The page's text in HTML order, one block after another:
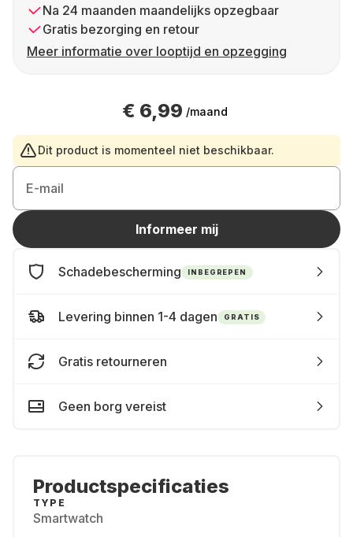
Na 24 maanden maandelijks opzegbaar
Gratis bezorging en retour
Meer informatie over looptijd en opzegging
€ 6,99 /maand
Dit product is momenteel niet beschikbaar.
E-mail
Informeer mij
Schadebescherming INBEGREPEN
Levering binnen 1-4 dagen GRATIS
Gratis retourneren
Geen borg vereist
Productspecificaties
TYPE
Smartwatch